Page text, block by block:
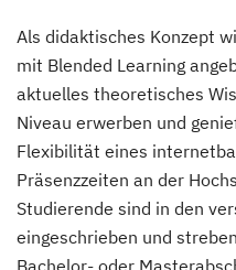
Als didaktisches Konzept
mit Blended Learning
aktuelles theoretisches
Niveau erwerben und
Flexibilität eines
Präsenzzeiten an der
Studierende sind in den
eingeschrieben und